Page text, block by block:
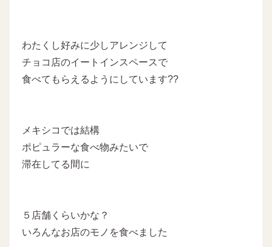
わたくし好みに少しアレンジして
チョコ店のイートインスペースで
食べてもらえるようにしています??
メキシコでは結構
ポピュラーな食べ物みたいで
滞在してる間に
５店舗くらいかな？
いろんなお店のモノを食べました